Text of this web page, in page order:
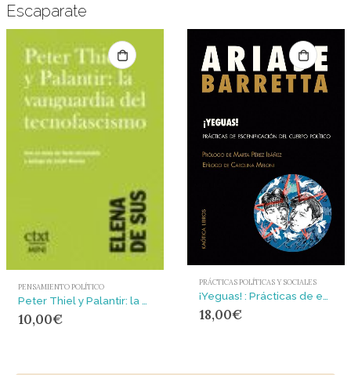
Escaparate
PENSAMIENTO POLÍTICO
Peter Thiel y Palantir: la vanguardia del tecnofascismo : LA VANGUARDIA DEL TECNOFASCISMO
10,00€
PRÁCTICAS POLÍTICAS Y SOCIALES
¡Yeguas! : Prácticas de escenificación del cuerpo político
18,00€